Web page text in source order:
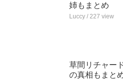
姉もまとめ
Luccy / 227 view
草間リチャー
の真相もまと